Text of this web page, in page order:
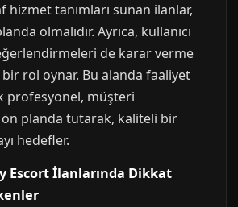
hizmet tanımları sunan ilanlar,
olmalıdır. Ayrıca, kullanıcı
de karar verme
rol oynar. Bu alanda faaliyet
profesyonel, müşteri
planda tutarak, kaliteli bir
hedefler.
Escort İlanlarında Dikkat